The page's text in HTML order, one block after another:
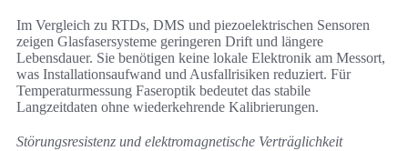
Im Vergleich zu RTDs, DMS und piezoelektrischen Sensoren
zeigen Glasfasersysteme geringeren Drift und längere
Lebensdauer. Sie benötigen keine lokale Elektronik am Messort,
was Installationsaufwand und Ausfallrisiken reduziert. Für
Temperaturmessung Faseroptik bedeutet das stabile
Langzeitdaten ohne wiederkehrende Kalibrierungen.
Störungsresistenz und elektromagnetische Verträglichkeit